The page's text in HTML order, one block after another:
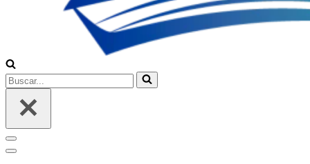
Buscar...
Menú
de
Menú